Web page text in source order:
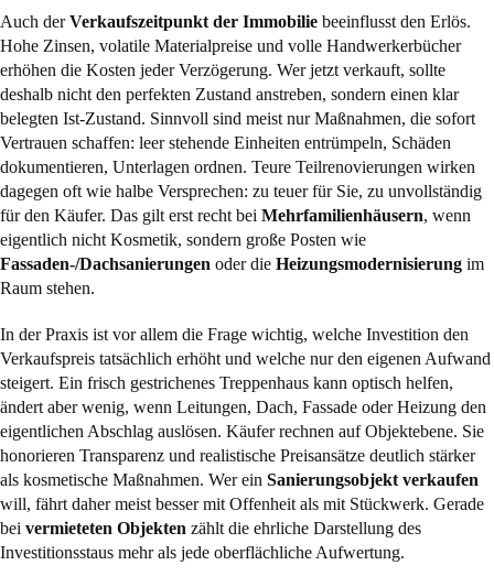
Auch derVerkaufszeitpunkt der Immobilie beeinflusst den Erlös.
Hohe Zinsen, volatile Materialpreise und volle Handwerkerbücher
erhöhen die Kosten jeder Verzögerung. Wer jetzt verkauft, sollte
deshalb nicht den perfekten Zustand anstreben, sondern einen klar
belegten Ist-Zustand. Sinnvoll sind meist nur Maßnahmen, die sofort
Vertrauen schaffen: leer stehende Einheiten entrümpeln, Schäden
dokumentieren, Unterlagen ordnen. Teure Teilrenovierungen wirken
dagegen oft wie halbe Versprechen: zu teuer für Sie, zu unvollständig
für den Käufer. Das gilt erst recht bei Mehrfamilienhäusern, wenn
eigentlich nicht Kosmetik, sondern große Posten wie
Fassaden-/Dachsanierungen oder die Heizungsmodernisierung im
Raum stehen.
In der Praxis ist vor allem die Frage wichtig, welche Investition den
Verkaufspreis tatsächlich erhöht und welche nur den eigenen Aufwand
steigert. Ein frisch gestrichenes Treppenhaus kann optisch helfen,
ändert aber wenig, wenn Leitungen, Dach, Fassade oder Heizung den
eigentlichen Abschlag auslösen. Käufer rechnen auf Objektebene. Sie
honorieren Transparenz und realistische Preisansätze deutlich stärker
als kosmetische Maßnahmen. Wer ein Sanierungsobjekt verkaufen
will, fährt daher meist besser mit Offenheit als mit Stückwerk. Gerade
bei vermieteten Objekten zählt die ehrliche Darstellung des
Investitionsstaus mehr als jede oberflächliche Aufwertung.